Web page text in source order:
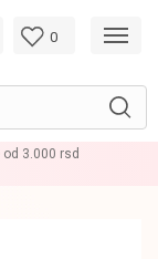
0
od 3.000 rsd